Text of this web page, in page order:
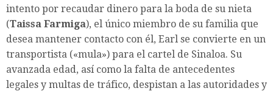
intento por recaudar dinero para la boda de su nieta
(Taissa Farmiga), el único miembro de su familia que
desea mantener contacto con él, Earl se convierte en un
transportista («mula») para el cartel de Sinaloa. Su
avanzada edad, así como la falta de antecedentes
legales y multas de tráfico, despistan a las autoridades y